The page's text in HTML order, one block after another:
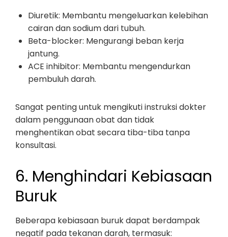
Diuretik: Membantu mengeluarkan kelebihan
cairan dan sodium dari tubuh.
Beta-blocker: Mengurangi beban kerja
jantung.
ACE inhibitor: Membantu mengendurkan
pembuluh darah.
Sangat penting untuk mengikuti instruksi dokter
dalam penggunaan obat dan tidak
menghentikan obat secara tiba-tiba tanpa
konsultasi.
6. Menghindari Kebiasaan
Buruk
Beberapa kebiasaan buruk dapat berdampak
negatif pada tekanan darah, termasuk: